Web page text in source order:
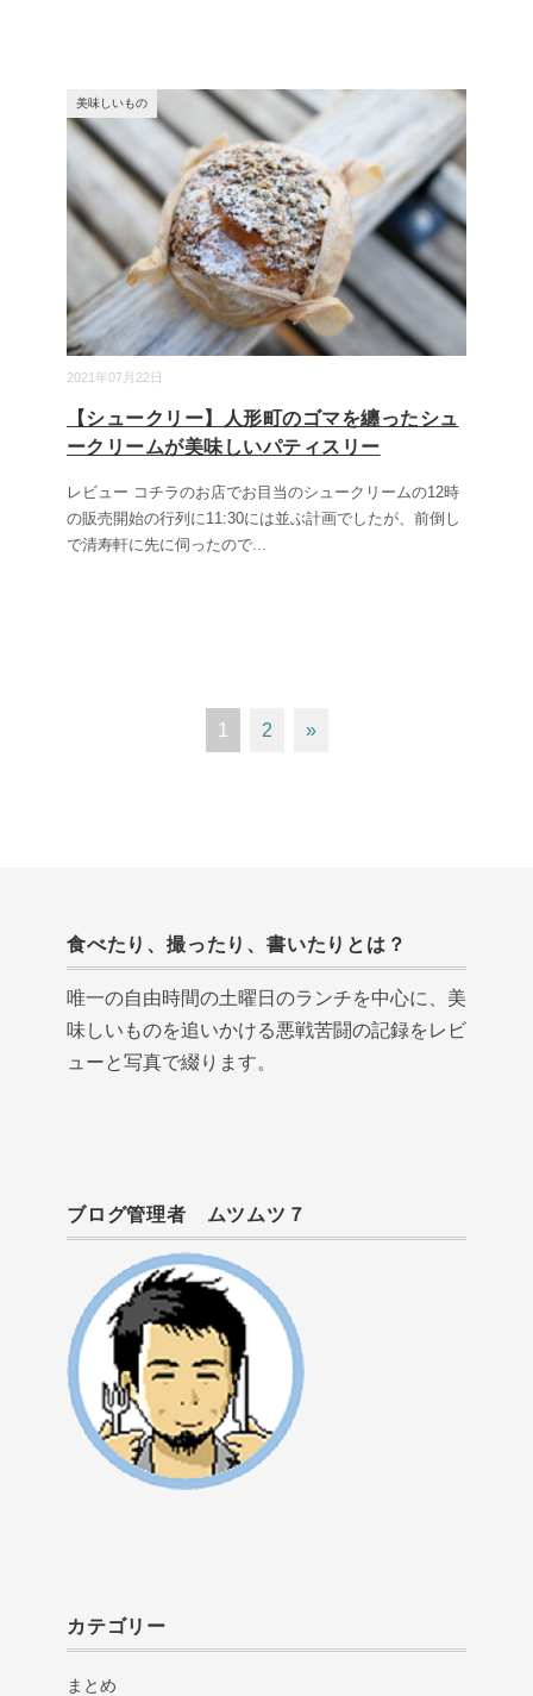
2021年07月22日
美味しいもの
【シュークリー】人形町のゴマを纏ったシュ
ークリームが美味しいパティスリー
レビュー コチラのお店でお目当のシュークリームの12時
の販売開始の行列に11:30には並ぶ計画でしたが、前倒し
で清寿軒に先に伺ったので...
1 2 »
食べたり、撮ったり、書いたりとは？
唯一の自由時間の土曜日のランチを中心に、美
味しいものを追いかける悪戦苦闘の記録をレビ
ューと写真で綴ります。
ブログ管理者 ムツムツ７
カテゴリー
まとめ